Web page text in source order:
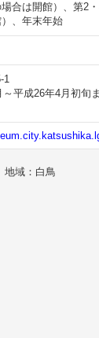
合は開館）、第2
、年末年始
1
～平成26年4月初旬
地域：白鳥